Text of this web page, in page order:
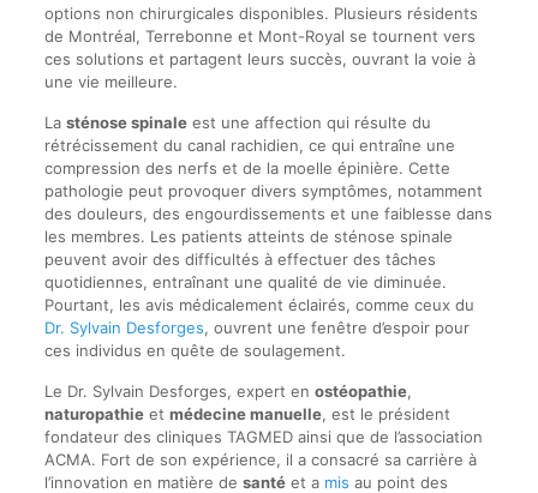
options non chirurgicales disponibles. Plusieurs résidents
de Montréal, Terrebonne et Mont-Royal se tournent vers
ces solutions et partagent leurs succès, ouvrant la voie à
une vie meilleure.
La sténose spinaleest une affection qui résulte du
rétrécissement du canal rachidien, ce qui entraîne une
compression des nerfs et de la moelle épinière. Cette
pathologie peut provoquer divers symptômes, notamment
des douleurs, des engourdissements et une faiblesse dans
les membres. Les patients atteints de sténose spinale
peuvent avoir des difficultés à effectuer des tâches
quotidiennes, entraînant une qualité de vie diminuée.
Pourtant, les avis médicalement éclairés, comme ceux du
Dr. Sylvain Desforges, ouvrent une fenêtre d’espoir pour
ces individus en quête de soulagement.
Le Dr. Sylvain Desforges, expert en ostéopathie,
naturopathieet médecine manuelle, est le président
fondateur des cliniques TAGMED ainsi que de l’association
ACMA. Fort de son expérience, il a consacré sa carrière à
l’innovation en matière de santéet a mis au point des